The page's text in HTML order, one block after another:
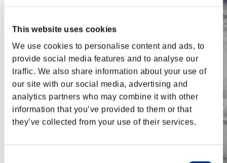
This website uses cookies
We use cookies to personalise content and ads, to
provide social media features and to analyse our
traffic. We also share information about your use of
our site with our social media, advertising and
analytics partners who may combine it with other
information that you’ve provided to them or that
they’ve collected from your use of their services.